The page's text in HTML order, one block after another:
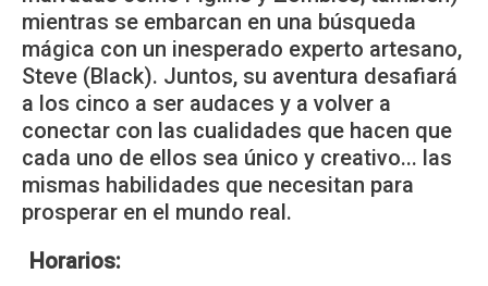
mientras se embarcan en una búsqueda
mágica con un inesperado experto artesano,
Steve (Black). Juntos, su aventura desafiará
a los cinco a ser audaces y a volver a
conectar con las cualidades que hacen que
cada uno de ellos sea único y creativo... las
mismas habilidades que necesitan para
prosperar en el mundo real.
Horarios: